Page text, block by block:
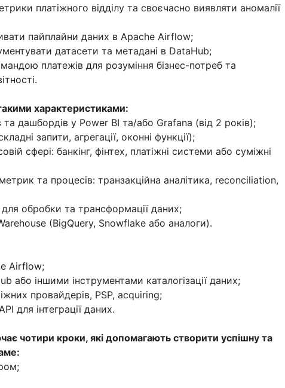
платіжного відділу та своєчасно виявляти аномалії
пайплайни даних в Apache Airflow;
датасети та метадані в DataHub;
платежів для розуміння бізнес-потреб та
характеристиками:
та дашбордів у Power BI та/або Grafana (від 2 років);
запити, агрегації, оконні функції);
сфері: банкінг, фінтех, платіжні системи або суміжні
та процесів: транзакційна аналітика, reconciliation,
обробки та трансформації даних;
(BigQuery, Snowflake або аналоги).
Airflow;
або іншими інструментами каталогізації даних;
провайдерів, PSP, acquiring;
для інтеграції даних.
чотири кроки, які допомагають створити успішну та